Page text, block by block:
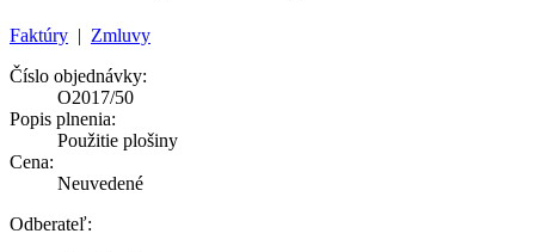
Faktúry | Zmluvy
Číslo objednávky:
O2017/50
Popis plnenia:
Použitie plošiny
Cena:
Neuvedené
Odberateľ: